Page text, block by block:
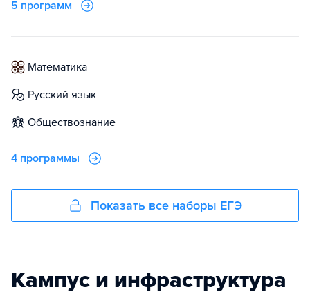
5 программ
математика
русский язык
обществознание
4 программы
Показать все наборы ЕГЭ
Кампус и инфраструктура